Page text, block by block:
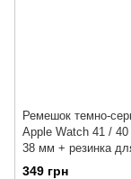
Ремешок темно-
Apple Watch 41 /
38 мм + резинка
349 грн